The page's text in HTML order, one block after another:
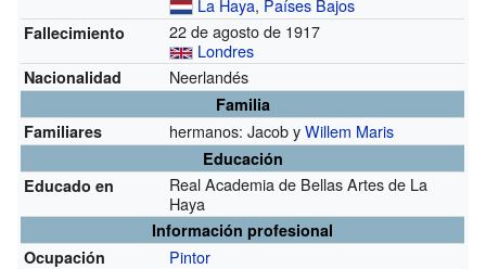
Fallecimiento
22 de agosto de 1917
Londres
Nacionalidad Neerlandés
Familia
Familiares
hermanos: Jacob yWillem Maris
Educación
Educado en
Real Academia de Bellas Artes de La
Haya
Información profesional
Ocupación
Pintor